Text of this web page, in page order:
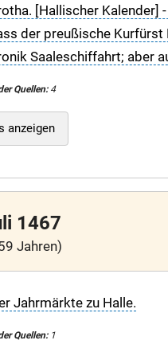
[Hallischer Kalender]
der preußische Kurfürst
Saaleschiffahrt; aber
Quellen:4
anzeigen
1467
Jahren)
Jahrmärkte zu Halle.
Quellen:1